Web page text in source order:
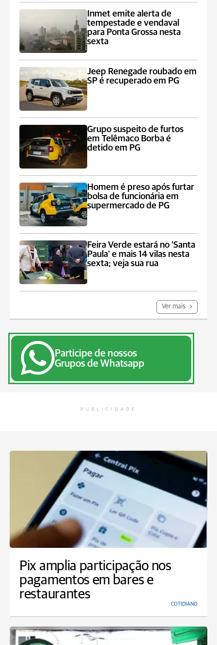
Inmet emite alerta de
tempestade e vendaval
para Ponta Grossa nesta
sexta
Jeep Renegade roubado em
SP é recuperado em PG
Grupo suspeito de furtos
em Telêmaco Borba é
detido em PG
Homem é preso após furtar
bolsa de funcionária em
supermercado de PG
Feira Verde estará no 'Santa
Paula' e mais 14 vilas nesta
sexta; veja sua rua
Ver mais
Participe de nossos
Grupos de Whatsapp
PUBLICIDADE
Pix amplia participação nos
pagamentos em bares e
restaurantes
COTIDIANO